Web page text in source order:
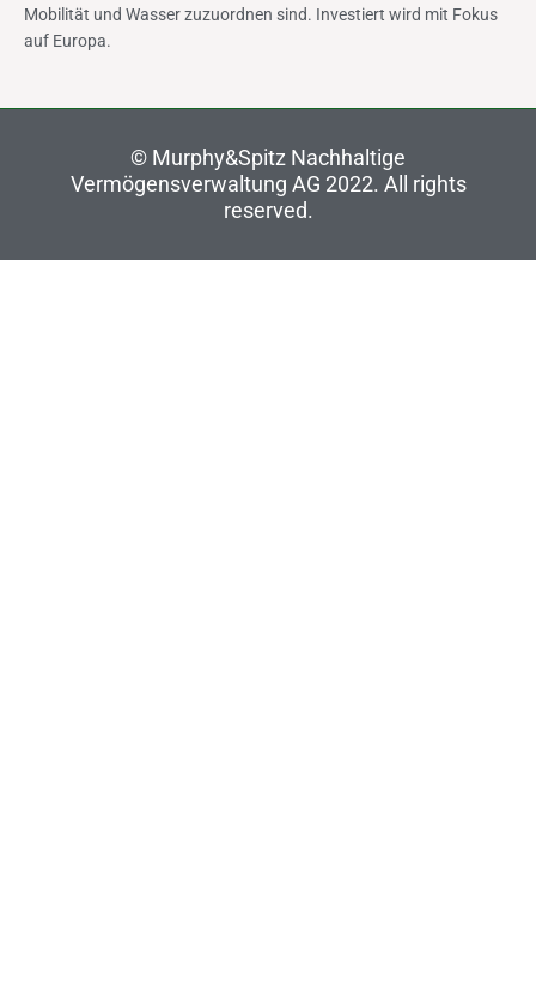
Mobilität und Wasser zuzuordnen sind. Investiert wird mit Fokus
auf Europa.
© Murphy&Spitz Nachhaltige
Vermögensverwaltung AG 2022. All rights
reserved.